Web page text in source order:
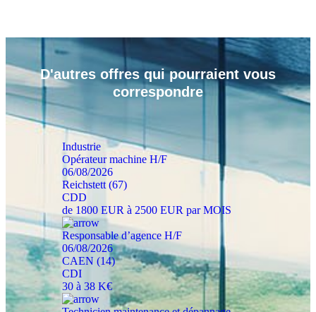
D'autres offres qui pourraient vous
correspondre
Industrie
Opérateur machine H/F
06/08/2026
Reichstett (67)
CDD
de 1800 EUR à 2500 EUR par MOIS
Responsable d’agence H/F
06/08/2026
CAEN (14)
CDI
30 à 38 K€